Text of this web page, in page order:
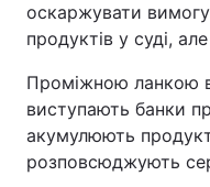
оскаржувати
продуктів у суді,
Проміжною ланкою в
виступають банки
акумулюють
розповсюджують